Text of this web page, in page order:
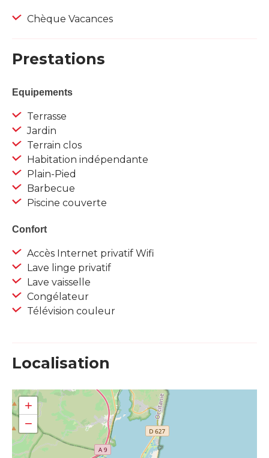
Chèque Vacances
Prestations
Equipements
Terrasse
Jardin
Terrain clos
Habitation indépendante
Plain-Pied
Barbecue
Piscine couverte
Confort
Accès Internet privatif Wifi
Lave linge privatif
Lave vaisselle
Congélateur
Télévision couleur
Localisation
+
−